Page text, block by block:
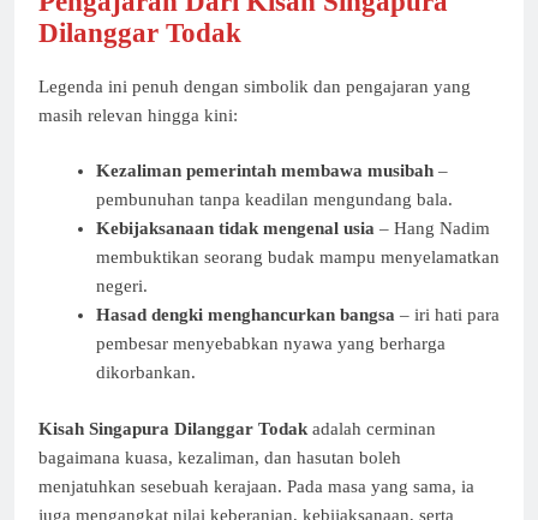
Dilanggar Todak
Legenda ini penuh dengan simbolik dan pengajaran yang
masih relevan hingga kini:
Kezaliman pemerintah membawa musibah –
pembunuhan tanpa keadilan mengundang bala.
Kebijaksanaan tidak mengenal usia – Hang Nadim
membuktikan seorang budak mampu menyelamatkan
negeri.
Hasad dengki menghancurkan bangsa – iri hati para
pembesar menyebabkan nyawa yang berharga
dikorbankan.
Kisah Singapura Dilanggar Todak adalah cerminan
bagaimana kuasa, kezaliman, dan hasutan boleh
menjatuhkan sesebuah kerajaan. Pada masa yang sama, ia
juga mengangkat nilai keberanian, kebijaksanaan, serta